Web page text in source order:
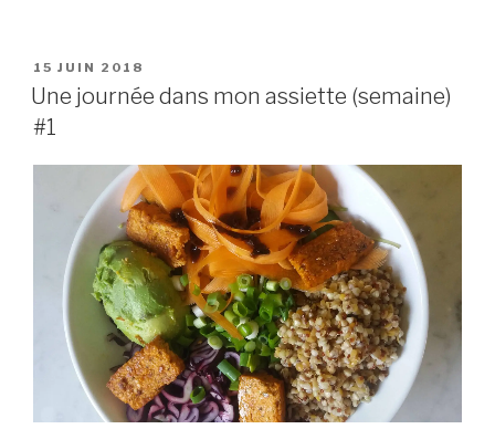
AU
PUBLIÉ
LE
15 JUIN 2018
Une journée dans mon assiette (semaine)
#1